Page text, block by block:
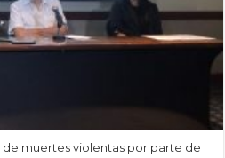
de muertes violentas por parte de